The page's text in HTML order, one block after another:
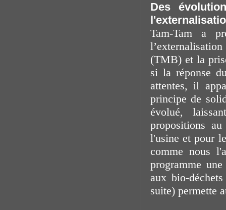
Des
Tam-Tam a
(TMB) et la
si la réponse
attentes, il
principe de
évolué,
propositions
l'usine et pour
comme nous
programme
aux bio-
suite) permette